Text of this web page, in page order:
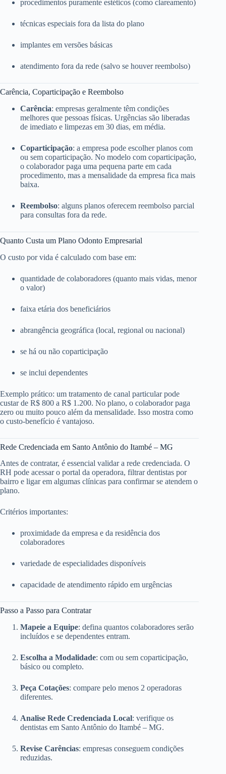
procedimentos puramente estéticos (como clareamento)
técnicas especiais fora da lista do plano
implantes em versões básicas
atendimento fora da rede (salvo se houver reembolso)
Carência, Coparticipação e Reembolso
Carência: empresas geralmente têm condições
melhores que pessoas físicas. Urgências são liberadas
de imediato e limpezas em 30 dias, em média.
Coparticipação: a empresa pode escolher planos com
ou sem coparticipação. No modelo com coparticipação,
o colaborador paga uma pequena parte em cada
procedimento, mas a mensalidade da empresa fica mais
baixa.
Reembolso: alguns planos oferecem reembolso parcial
para consultas fora da rede.
Quanto Custa um Plano Odonto Empresarial
O custo por vida é calculado com base em:
quantidade de colaboradores (quanto mais vidas, menor
o valor)
faixa etária dos beneficiários
abrangência geográfica (local, regional ou nacional)
se há ou não coparticipação
se inclui dependentes
Exemplo prático: um tratamento de canal particular pode
custar de R$ 800 a R$ 1.200. No plano, o colaborador paga
zero ou muito pouco além da mensalidade. Isso mostra como
o custo-benefício é vantajoso.
Rede Credenciada em Santo Antônio do Itambé – MG
Antes de contratar, é essencial validar a rede credenciada. O
RH pode acessar o portal da operadora, filtrar dentistas por
bairro e ligar em algumas clínicas para confirmar se atendem o
plano.
Critérios importantes:
proximidade da empresa e da residência dos
colaboradores
variedade de especialidades disponíveis
capacidade de atendimento rápido em urgências
Passo a Passo para Contratar
Mapeie a Equipe: defina quantos colaboradores serão
incluídos e se dependentes entram.
Escolha a Modalidade: com ou sem coparticipação,
básico ou completo.
Peça Cotações: compare pelo menos 2 operadoras
diferentes.
Analise Rede Credenciada Local: verifique os
dentistas em Santo Antônio do Itambé – MG.
Revise Carências: empresas conseguem condições
reduzidas.